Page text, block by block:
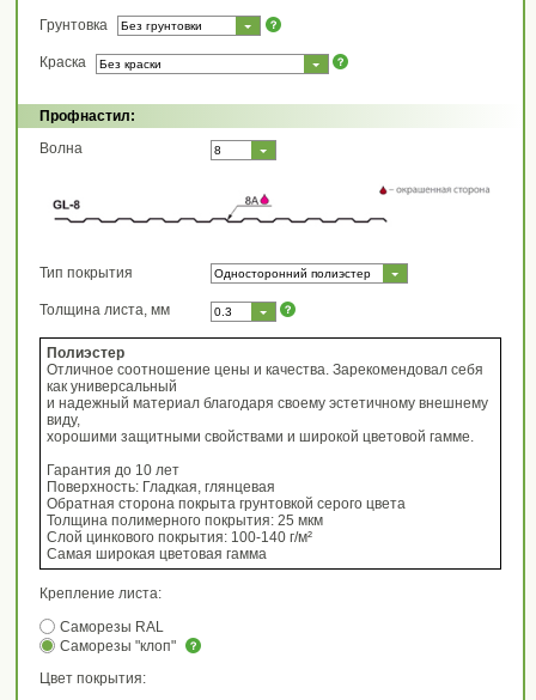
Грунтовка Без грунтовки
Краска Без краски
Профнастил:
Волна
8
Тип покрытия Односторонний полиэстер
Толщина листа, мм 0.3
Полиэстер
Отличное соотношение цены и качества. Зарекомендовал себя
как универсальный
и надежный материал благодаря своему эстетичному внешнему
виду,
хорошими защитными свойствами и широкой цветовой гамме.
Гарантия до 10 лет
Поверхность: Гладкая, глянцевая
Обратная сторона покрыта грунтовкой серого цвета
Толщина полимерного покрытия: 25 мкм
Слой цинкового покрытия: 100-140 г/м²
Самая широкая цветовая гамма
Крепление листа:
Саморезы RAL
Саморезы "клоп"
Цвет покрытия: